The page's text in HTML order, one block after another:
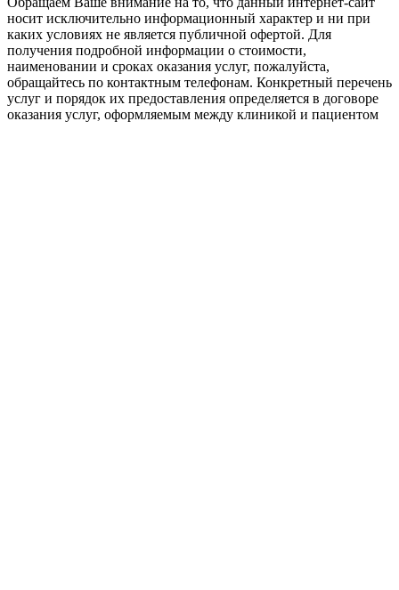
носит исключительно информационный характер и ни при
каких условиях не является публичной офертой. Для
получения подробной информации о стоимости,
наименовании и сроках оказания услуг, пожалуйста,
обращайтесь по контактным телефонам. Конкретный перечень
услуг и порядок их предоставления определяется в договоре
оказания услуг, оформляемым между клиникой и пациентом